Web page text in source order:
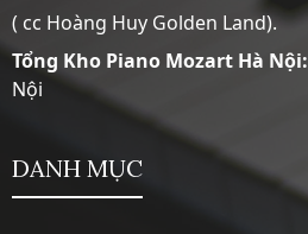
( cc Hoàng Huy Golden Land).
Tổng Kho Piano Mozart Hà Nội:
Nội
DANH MỤC